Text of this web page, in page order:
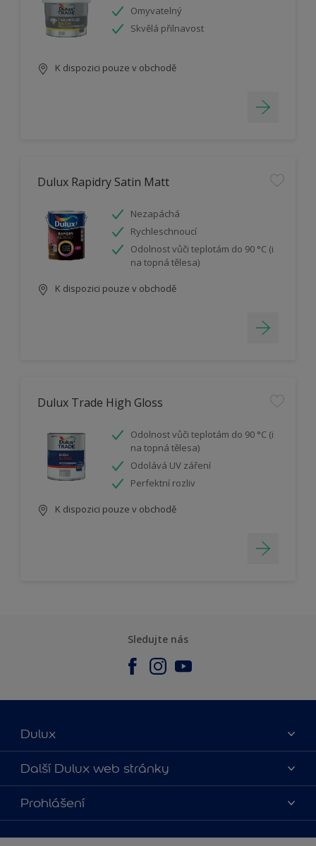
Omyvatelný
Skvělá přilnavost
K dispozici pouze v obchodě
Dulux Rapidry Satin Matt
Nezapáchá
Rychleschnoucí
Odolnost vůči teplotám do 90 °C (i
na topná tělesa)
K dispozici pouze v obchodě
Dulux Trade High Gloss
Odolnost vůči teplotám do 90 °C (i
na topná tělesa)
Odolává UV záření
Perfektní rozliv
K dispozici pouze v obchodě
Sledujte nás
Dulux
O nás
Kontaktujte nás
Najít obchod
Další Dulux web stránky
duluxmalir.cz
duluxmaliar.sk
duluxprodejnabarev.cz
Prohlášení